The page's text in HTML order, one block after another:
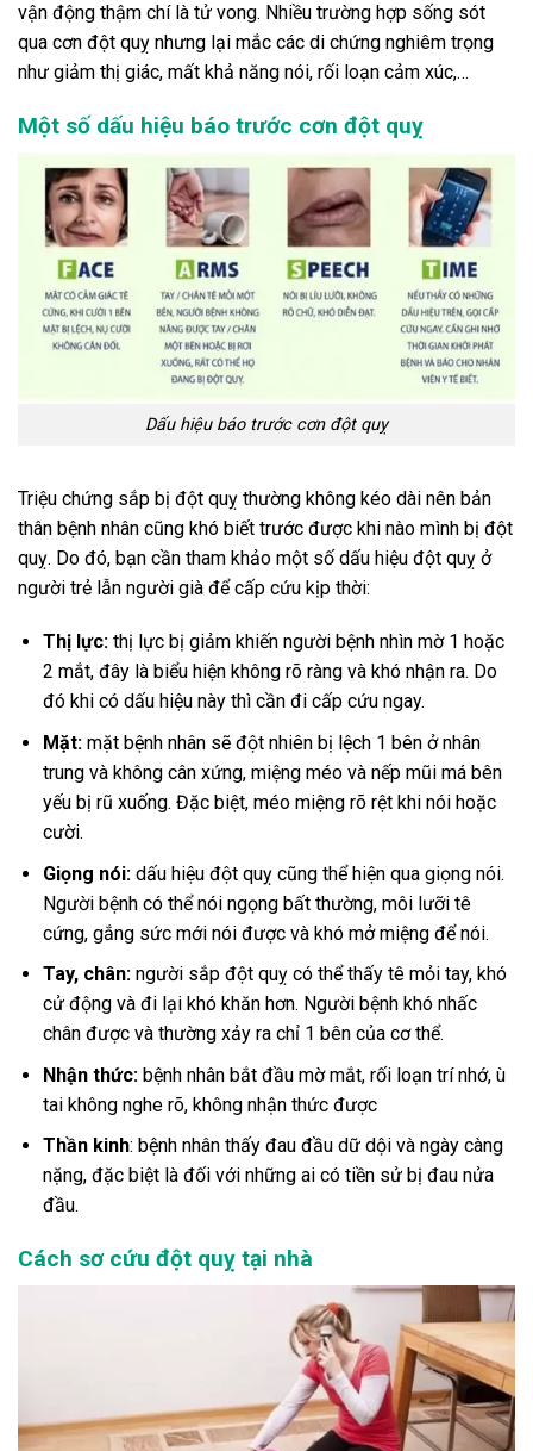
vận động thậm chí là tử vong. Nhiều trường hợp sống sót
qua cơn đột quỵ nhưng lại mắc các di chứng nghiêm trọng
như giảm thị giác, mất khả năng nói, rối loạn cảm xúc,…
Một số dấu hiệu báo trước cơn đột quỵ
Dấu hiệu báo trước cơn đột quỵ
Triệu chứng sắp bị đột quỵ thường không kéo dài nên bản
thân bệnh nhân cũng khó biết trước được khi nào mình bị đột
quỵ. Do đó, bạn cần tham khảo một số dấu hiệu đột quỵ ở
người trẻ lẫn người già để cấp cứu kịp thời:
Thị lực:thị lực bị giảm khiến người bệnh nhìn mờ 1 hoặc
2 mắt, đây là biểu hiện không rõ ràng và khó nhận ra. Do
đó khi có dấu hiệu này thì cần đi cấp cứu ngay.
Mặt:mặt bệnh nhân sẽ đột nhiên bị lệch 1 bên ở nhân
trung và không cân xứng, miệng méo và nếp mũi má bên
yếu bị rũ xuống. Đặc biệt, méo miệng rõ rệt khi nói hoặc
cười.
Giọng nói: dấu hiệu đột quỵ cũng thể hiện qua giọng nói.
Người bệnh có thể nói ngọng bất thường, môi lưỡi tê
cứng, gắng sức mới nói được và khó mở miệng để nói.
Tay, chân:người sắp đột quỵ có thể thấy tê mỏi tay, khó
cử động và đi lại khó khăn hơn. Người bệnh khó nhấc
chân được và thường xảy ra chỉ 1 bên của cơ thể.
Nhận thức:bệnh nhân bắt đầu mờ mắt, rối loạn trí nhớ, ù
tai không nghe rõ, không nhận thức được
Thần kinh: bệnh nhân thấy đau đầu dữ dội và ngày càng
nặng, đặc biệt là đối với những ai có tiền sử bị đau nửa
đầu.
Cách sơ cứu đột quỵ tại nhà